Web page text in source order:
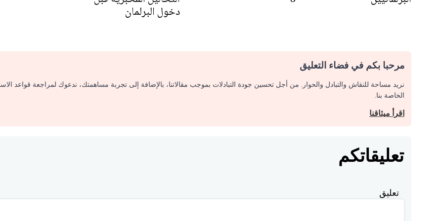
دخول البرلمان
مرحبا بكم في فضاء التعليق
نريد مساحة للنقاش والتبادل والحوار. من أجل تحسين جودة التبادلات بموجب مقالاتنا، بالإضافة إلى تجربة مساهمتك، ندعوك لمراجعة قواعد
الخاصة بنا.
اقرأ ميثاقنا
تعليقاتكم
تعليق